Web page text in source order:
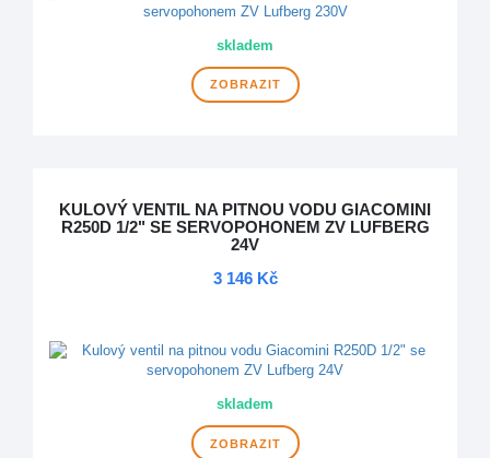
skladem
ZOBRAZIT
KULOVÝ VENTIL NA PITNOU VODU GIACOMINI
R250D 1/2" SE SERVOPOHONEM ZV LUFBERG
24V
3 146 Kč
skladem
ZOBRAZIT